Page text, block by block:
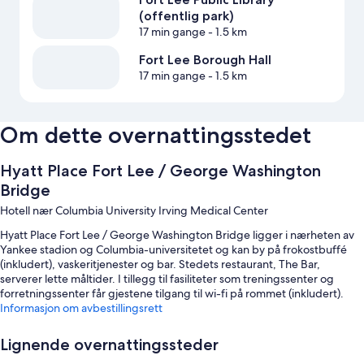
(offentlig park)
17 min gange- 1.5 km
Fort Lee Borough Hall
17 min gange- 1.5 km
Om dette overnattingsstedet
Hyatt Place Fort Lee / George Washington
Bridge
Hotell nær Columbia University Irving Medical Center
Hyatt Place Fort Lee / George Washington Bridge ligger i nærheten av
Yankee stadion og Columbia-universitetet og kan by på frokostbuffé
(inkludert), vaskeritjenester og bar. Stedets restaurant, The Bar,
serverer lette måltider. I tillegg til fasiliteter som treningssenter og
forretningssenter får gjestene tilgang til wi-fi på rommet (inkludert).
Dette er noen andre fordeler:
Selvbetjent parkering (mot betaling), ladestasjon for elbiler og
Informasjon om avbestillingsrett
Lignende overnattingssteder